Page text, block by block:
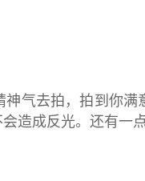
气去拍，拍到你满
造成反光。还有一